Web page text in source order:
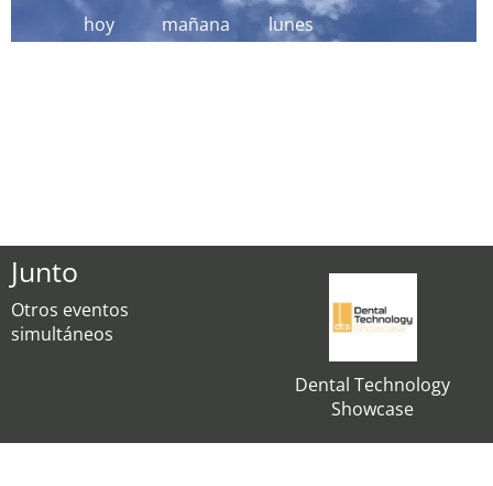
hoy mañana lunes
Junto
Otros eventos
simultáneos
Dental Technology
Showcase